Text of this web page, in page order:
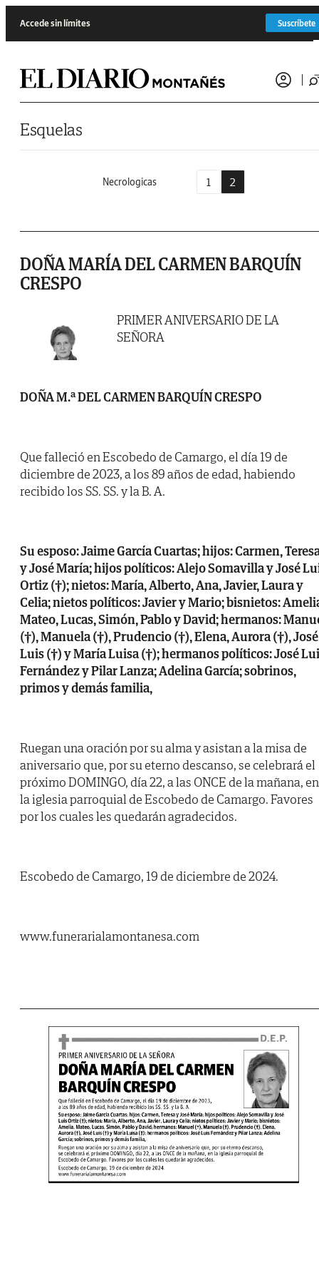
Accede sin límites Suscríbete
Esquelas
Necrologicas 1 2
DOÑA MARÍA DEL CARMEN BARQUÍN
CRESPO
PRIMER ANIVERSARIO DE LA
SEÑORA
DOÑA M.ª DEL CARMEN BARQUÍN CRESPO
Que falleció en Escobedo de Camargo, el día 19 de
diciembre de 2023, a los 89 años de edad, habiendo
recibido los SS. SS. y la B. A.
Su esposo: Jaime García Cuartas; hijos: Carmen,
y José María; hijos políticos: Alejo Somavilla y José
Ortiz (†); nietos: María, Alberto, Ana, Javier, Laura y
Celia; nietos políticos: Javier y Mario; bisnietos:
Mateo, Lucas, Simón, Pablo y David; hermanos:
(†), Manuela (†), Prudencio (†), Elena, Aurora (†), José
Luis (†) y María Luisa (†); hermanos políticos: José
Fernández y Pilar Lanza; Adelina García; sobrinos,
primos y demás familia,
Ruegan una oración por su alma y asistan a la misa de
aniversario que, por su eterno descanso, se celebrará el
próximo DOMINGO, día 22, a las ONCE de la mañana, en
la iglesia parroquial de Escobedo de Camargo. Favores
por los cuales les quedarán agradecidos.
Escobedo de Camargo, 19 de diciembre de 2024.
www.funerarialamontanesa.com